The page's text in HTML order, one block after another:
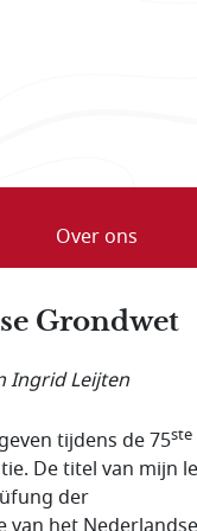
Over ons
Grondwet
Ingrid Leijten
tijdens de 75ste
De titel van mijn
der